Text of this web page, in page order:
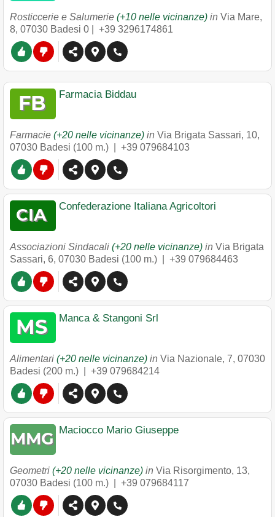
Rosticcerie e Salumerie (+10 nelle vicinanze) in Via Mare,
8, 07030 Badesi 0 | +39 3296174861
Farmacia Biddau
Farmacie (+20 nelle vicinanze) in Via Brigata Sassari, 10,
07030 Badesi (100 m.) | +39 079684103
Confederazione Italiana Agricoltori
Associazioni Sindacali (+20 nelle vicinanze) in Via Brigata
Sassari, 6, 07030 Badesi (100 m.) | +39 079684463
Manca & Stangoni Srl
Alimentari (+20 nelle vicinanze) in Via Nazionale, 7, 07030
Badesi (200 m.) | +39 079684214
Maciocco Mario Giuseppe
Geometri (+20 nelle vicinanze) in Via Risorgimento, 13,
07030 Badesi (100 m.) | +39 079684117